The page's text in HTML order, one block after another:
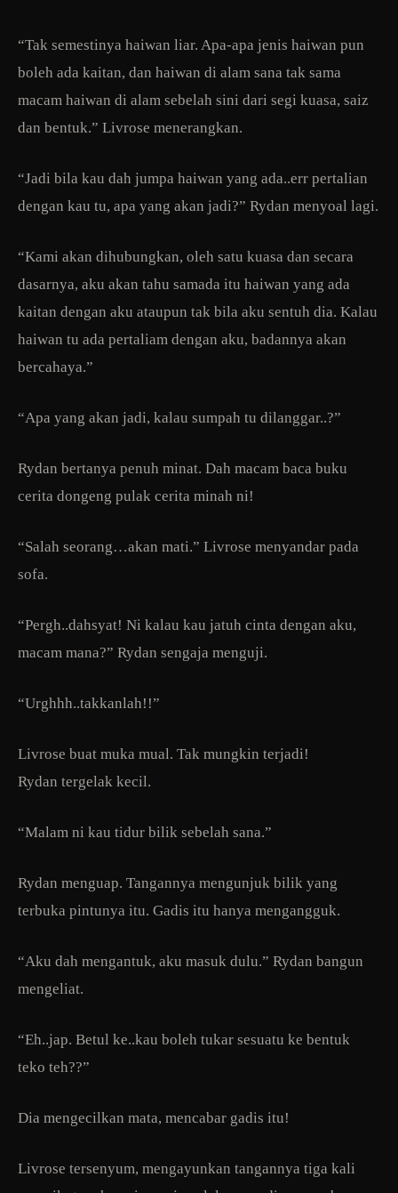
“Tak semestinya haiwan liar. Apa-apa jenis haiwan pun
boleh ada kaitan, dan haiwan di alam sana tak sama
macam haiwan di alam sebelah sini dari segi kuasa, saiz
dan bentuk.” Livrose menerangkan.
“Jadi bila kau dah jumpa haiwan yang ada..err pertalian
dengan kau tu, apa yang akan jadi?” Rydan menyoal lagi.
“Kami akan dihubungkan, oleh satu kuasa dan secara
dasarnya, aku akan tahu samada itu haiwan yang ada
kaitan dengan aku ataupun tak bila aku sentuh dia. Kalau
haiwan tu ada pertaliam dengan aku, badannya akan
bercahaya.”
“Apa yang akan jadi, kalau sumpah tu dilanggar..?”
Rydan bertanya penuh minat. Dah macam baca buku
cerita dongeng pulak cerita minah ni!
“Salah seorang…akan mati.” Livrose menyandar pada
sofa.
“Pergh..dahsyat! Ni kalau kau jatuh cinta dengan aku,
macam mana?” Rydan sengaja menguji.
“Urghhh..takkanlah!!”
Livrose buat muka mual. Tak mungkin terjadi!
Rydan tergelak kecil.
“Malam ni kau tidur bilik sebelah sana.”
Rydan menguap. Tangannya mengunjuk bilik yang
terbuka pintunya itu. Gadis itu hanya mengangguk.
“Aku dah mengantuk, aku masuk dulu.” Rydan bangun
mengeliat.
“Eh..jap. Betul ke..kau boleh tukar sesuatu ke bentuk
teko teh??”
Dia mengecilkan mata, mencabar gadis itu!
Livrose tersenyum, mengayunkan tangannya tiga kali